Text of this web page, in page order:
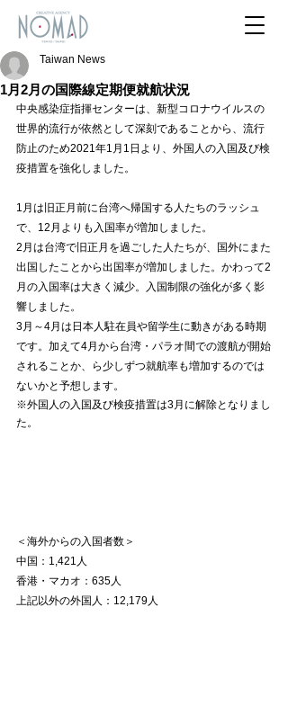
1月2月の国際線定期便就航状況
Taiwan News
中央感染症指揮センターは、新型コロナウイルスの
世界的流行が依然として深刻であることから、流行
防止のため2021年1月1日より、外国人の入国及び検
疫措置を強化しました。
1月は旧正月前に台湾へ帰国する人たちのラッシュ
で、12月よりも入国率が増加しました。
2月は台湾で旧正月を過ごした人たちが、国外にまた
出国したことから出国率が増加しました。かわって2
月の入国率は大きく減少。入国制限の強化が多く影
響しました。
3月～4月は日本人駐在員や留学生に動きがある時期
です。加えて4月から台湾・パラオ間での渡航が開始
されることか、ら少しずつ就航率も増加するのでは
ないかと予想します。
※外国人の入国及び検疫措置は3月に解除となりまし
た。
＜海外からの入国者数＞
中国：1,421人
香港・マカオ：635人
上記以外の外国人：12,179人